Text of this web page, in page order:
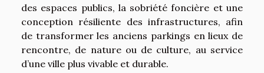
des espaces publics, la sobriété foncière et une
conception résiliente des infrastructures, afin
de transformer les anciens parkings en lieux de
rencontre, de nature ou de culture, au service
d’une ville plus vivable et durable.